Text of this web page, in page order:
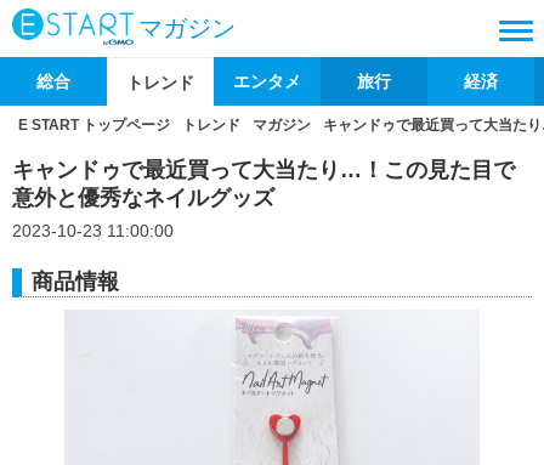
マガジン
総合 トレンド エンタメ 旅行 経済
E START トップページ トレンド マガジン キャンドゥで最近買って大当た
キャンドゥで最近買って大当たり…！この見た目で
意外と優秀なネイルグッズ
2023-10-23 11:00:00
商品情報